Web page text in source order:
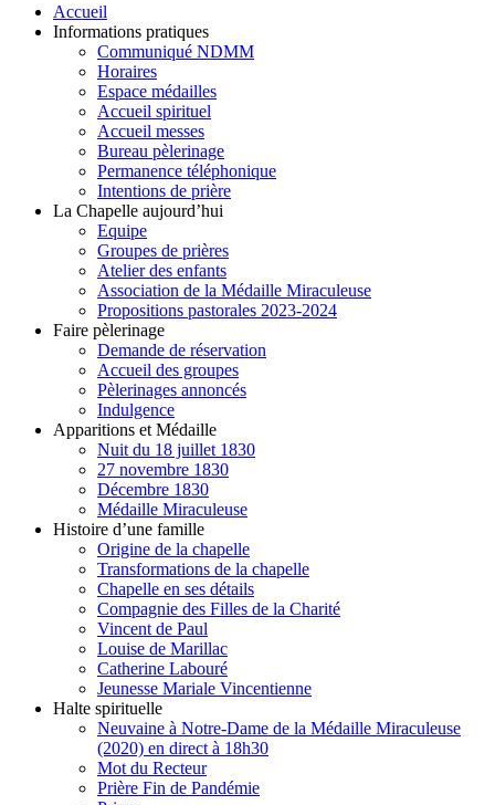
Accueil
Informations pratiques
Communiqué NDMM
Horaires
Espace médailles
Accueil spirituel
Accueil messes
Bureau pèlerinage
Permanence téléphonique
Intentions de prière
La Chapelle aujourd’hui
Equipe
Groupes de prières
Atelier des enfants
Association de la Médaille Miraculeuse
Propositions pastorales 2023-2024
Faire pèlerinage
Demande de réservation
Accueil des groupes
Pèlerinages annoncés
Indulgence
Apparitions et Médaille
Nuit du 18 juillet 1830
27 novembre 1830
Décembre 1830
Médaille Miraculeuse
Histoire d’une famille
Origine de la chapelle
Transformations de la chapelle
Chapelle en ses détails
Compagnie des Filles de la Charité
Vincent de Paul
Louise de Marillac
Catherine Labouré
Jeunesse Mariale Vincentienne
Halte spirituelle
Neuvaine à Notre-Dame de la Médaille Miraculeuse
(2020) en direct à 18h30
Mot du Recteur
Prière Fin de Pandémie